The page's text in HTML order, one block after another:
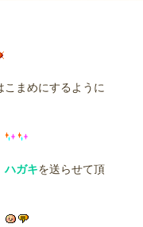
こまめにするように
ハガキを送らせて頂